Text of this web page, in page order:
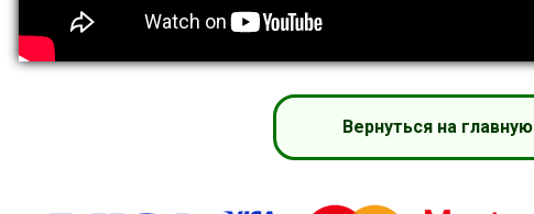
Вернуться на главную